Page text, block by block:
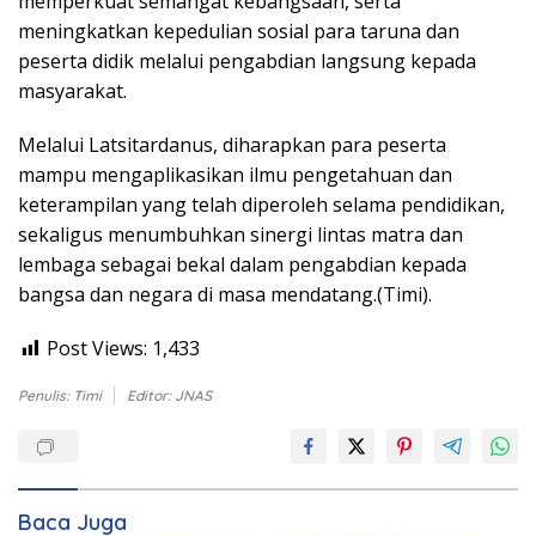
meningkatkan kepedulian sosial para taruna dan
peserta didik melalui pengabdian langsung kepada
masyarakat.
Melalui Latsitardanus, diharapkan para peserta
mampu mengaplikasikan ilmu pengetahuan dan
keterampilan yang telah diperoleh selama pendidikan,
sekaligus menumbuhkan sinergi lintas matra dan
lembaga sebagai bekal dalam pengabdian kepada
bangsa dan negara di masa mendatang.(Timi).
Post Views: 1,433
Penulis: Timi Editor: JNAS
Baca Juga